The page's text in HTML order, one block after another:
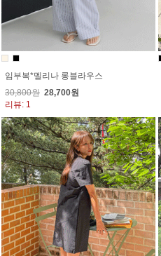
임부복*멜리나 롱블라우스
30,800원 28,700원
리뷰: 1